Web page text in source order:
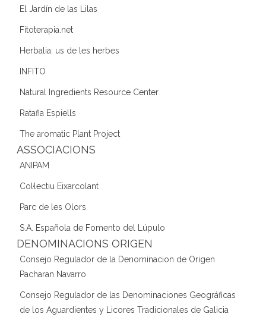
El Jardín de las Lilas
Fitoterapia.net
Herbalia: us de les herbes
INFITO
Natural Ingredients Resource Center
Ratafia Espiells
The aromatic Plant Project
ASSOCIACIONS
ANIPAM
Col·lectiu Eixarcolant
Parc de les Olors
S.A. Española de Fomento del Lúpulo
DENOMINACIONS ORIGEN
Consejo Regulador de la Denominacion de Origen
Pacharan Navarro
Consejo Regulador de las Denominaciones Geográficas
de los Aguardientes y Licores Tradicionales de Galicia